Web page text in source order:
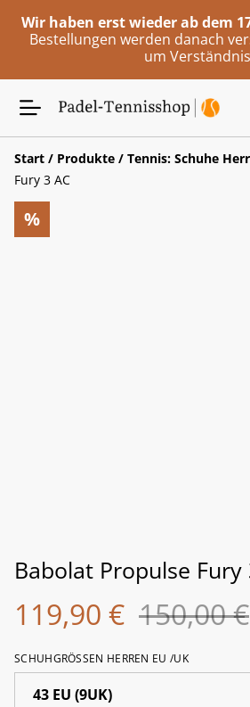
Wir haben erst wieder ab dem
Bestellungen werden danach
um
Start / Produkte / Tennis: Schuhe
Fury 3 AC
%
Babolat Propulse Fury
119,90 € 150,00 €
SCHUHGRÖSSEN HERREN EU /UK